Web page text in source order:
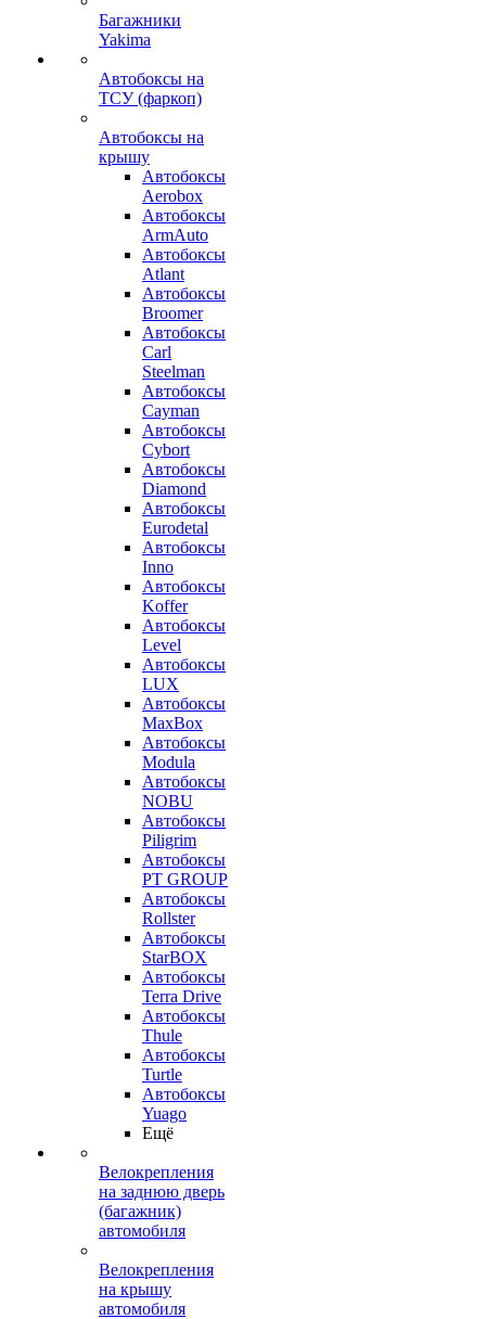
Багажники
Yakima
Автобоксы на
ТСУ (фаркоп)
Автобоксы на
крышу
Автобоксы
Aerobox
Автобоксы
ArmAuto
Автобоксы
Atlant
Автобоксы
Broomer
Автобоксы
Carl
Steelman
Автобоксы
Cayman
Автобоксы
Cybort
Автобоксы
Diamond
Автобоксы
Eurodetal
Автобоксы
Inno
Автобоксы
Koffer
Автобоксы
Level
Автобоксы
LUX
Автобоксы
MaxBox
Автобоксы
Modula
Автобоксы
NOBU
Автобоксы
Piligrim
Автобоксы
PT GROUP
Автобоксы
Rollster
Автобоксы
StarBOX
Автобоксы
Terra Drive
Автобоксы
Thule
Автобоксы
Turtle
Автобоксы
Yuago
Ещё
Велокрепления
на заднюю дверь
(багажник)
автомобиля
Велокрепления
на крышу
автомобиля